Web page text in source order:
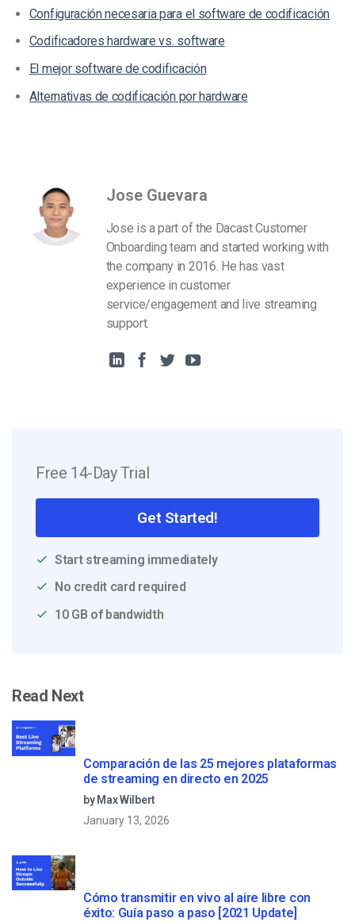
Configuración necesaria para el software de codificación
Codificadores hardware vs. software
El mejor software de codificación
Alternativas de codificación por hardware
Jose Guevara
Jose is a part of the Dacast Customer
Onboarding team and started working with
the company in 2016. He has vast
experience in customer
service/engagement and live streaming
support.
Free 14-Day Trial
Get Started!
Start streaming immediately
No credit card required
10 GB of bandwidth
Read Next
Comparación de las 25 mejores plataformas
de streaming en directo en 2025
by Max Wilbert
January 13, 2026
Cómo transmitir en vivo al aire libre con
éxito: Guía paso a paso [2021 Update]